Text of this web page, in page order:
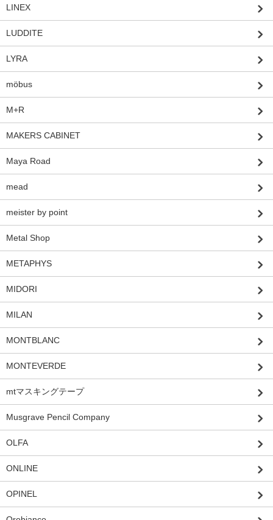
LINEX
LUDDITE
LYRA
möbus
M+R
MAKERS CABINET
Maya Road
mead
meister by point
Metal Shop
METAPHYS
MIDORI
MILAN
MONTBLANC
MONTEVERDE
mtマスキングテープ
Musgrave Pencil Company
OLFA
ONLINE
OPINEL